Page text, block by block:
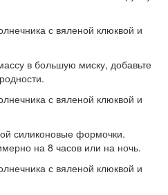
в большую миску, добавьте
силиконовые формочки.
на 8 часов или на ночь.